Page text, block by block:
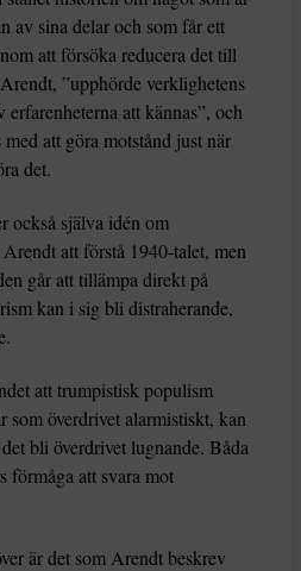
av sina delar och som får ett
att försöka reducera det till
”upphörde verklighetens
att kännas”, och
att göra motstånd just när
det.
också själva idén om
att förstå 1940-talet, men
går att tillämpa direkt på
kan i sig bli distraherande,
att trumpistisk populism
som överdrivet alarmistiskt, kan
bli överdrivet lugnande. Båda
förmåga att svara mot
är det som Arendt beskrev